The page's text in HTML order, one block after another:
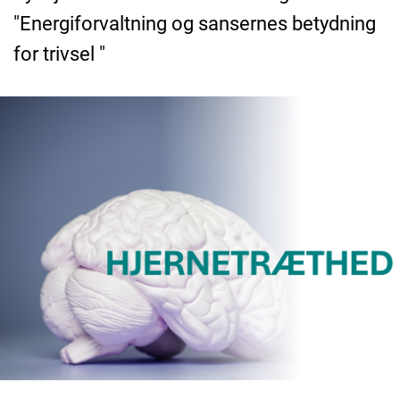
"Energiforvaltning og sansernes betydning
for trivsel "